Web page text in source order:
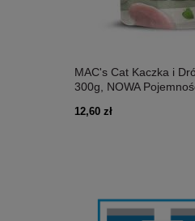
MAC's Cat Kaczka i
300g, NOWA
12,60 zł